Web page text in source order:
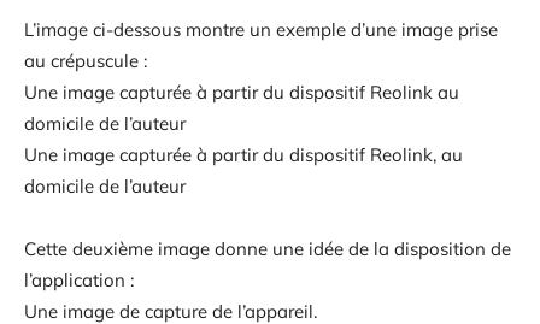
L’image ci-dessous montre un exemple d’une image prise
au crépuscule :
Une image capturée à partir du dispositif Reolink au
domicile de l’auteur
Une image capturée à partir du dispositif Reolink, au
domicile de l’auteur
Cette deuxième image donne une idée de la disposition de
l’application :
Une image de capture de l’appareil.